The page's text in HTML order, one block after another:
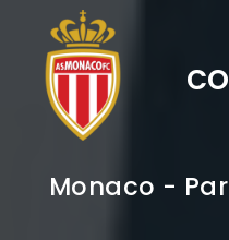
Monaco -